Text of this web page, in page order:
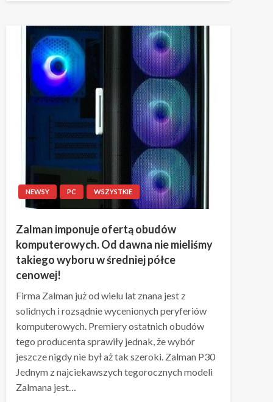
NEWSY PC WSZYSTKIE
Zalman imponuje ofertą obudów
komputerowych. Od dawna nie mieliśmy
takiego wyboru w średniej półce
cenowej!
Firma Zalman już od wielu lat znana jest z
solidnych i rozsądnie wycenionych peryferiów
komputerowych. Premiery ostatnich obudów
tego producenta sprawiły jednak, że wybór
jeszcze nigdy nie był aż tak szeroki. Zalman P30
Jednym z najciekawszych tegorocznych modeli
Zalmana jest…